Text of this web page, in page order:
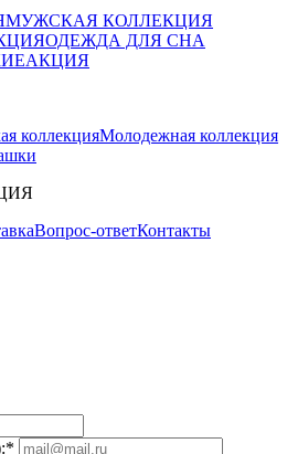
МУЖСКАЯ КОЛЛЕКЦИЯ
ОДЕЖДА ДЛЯ СНА
АКЦИЯ
коллекцияМолодежная коллекция
Вопрос-ответКонтакты
*